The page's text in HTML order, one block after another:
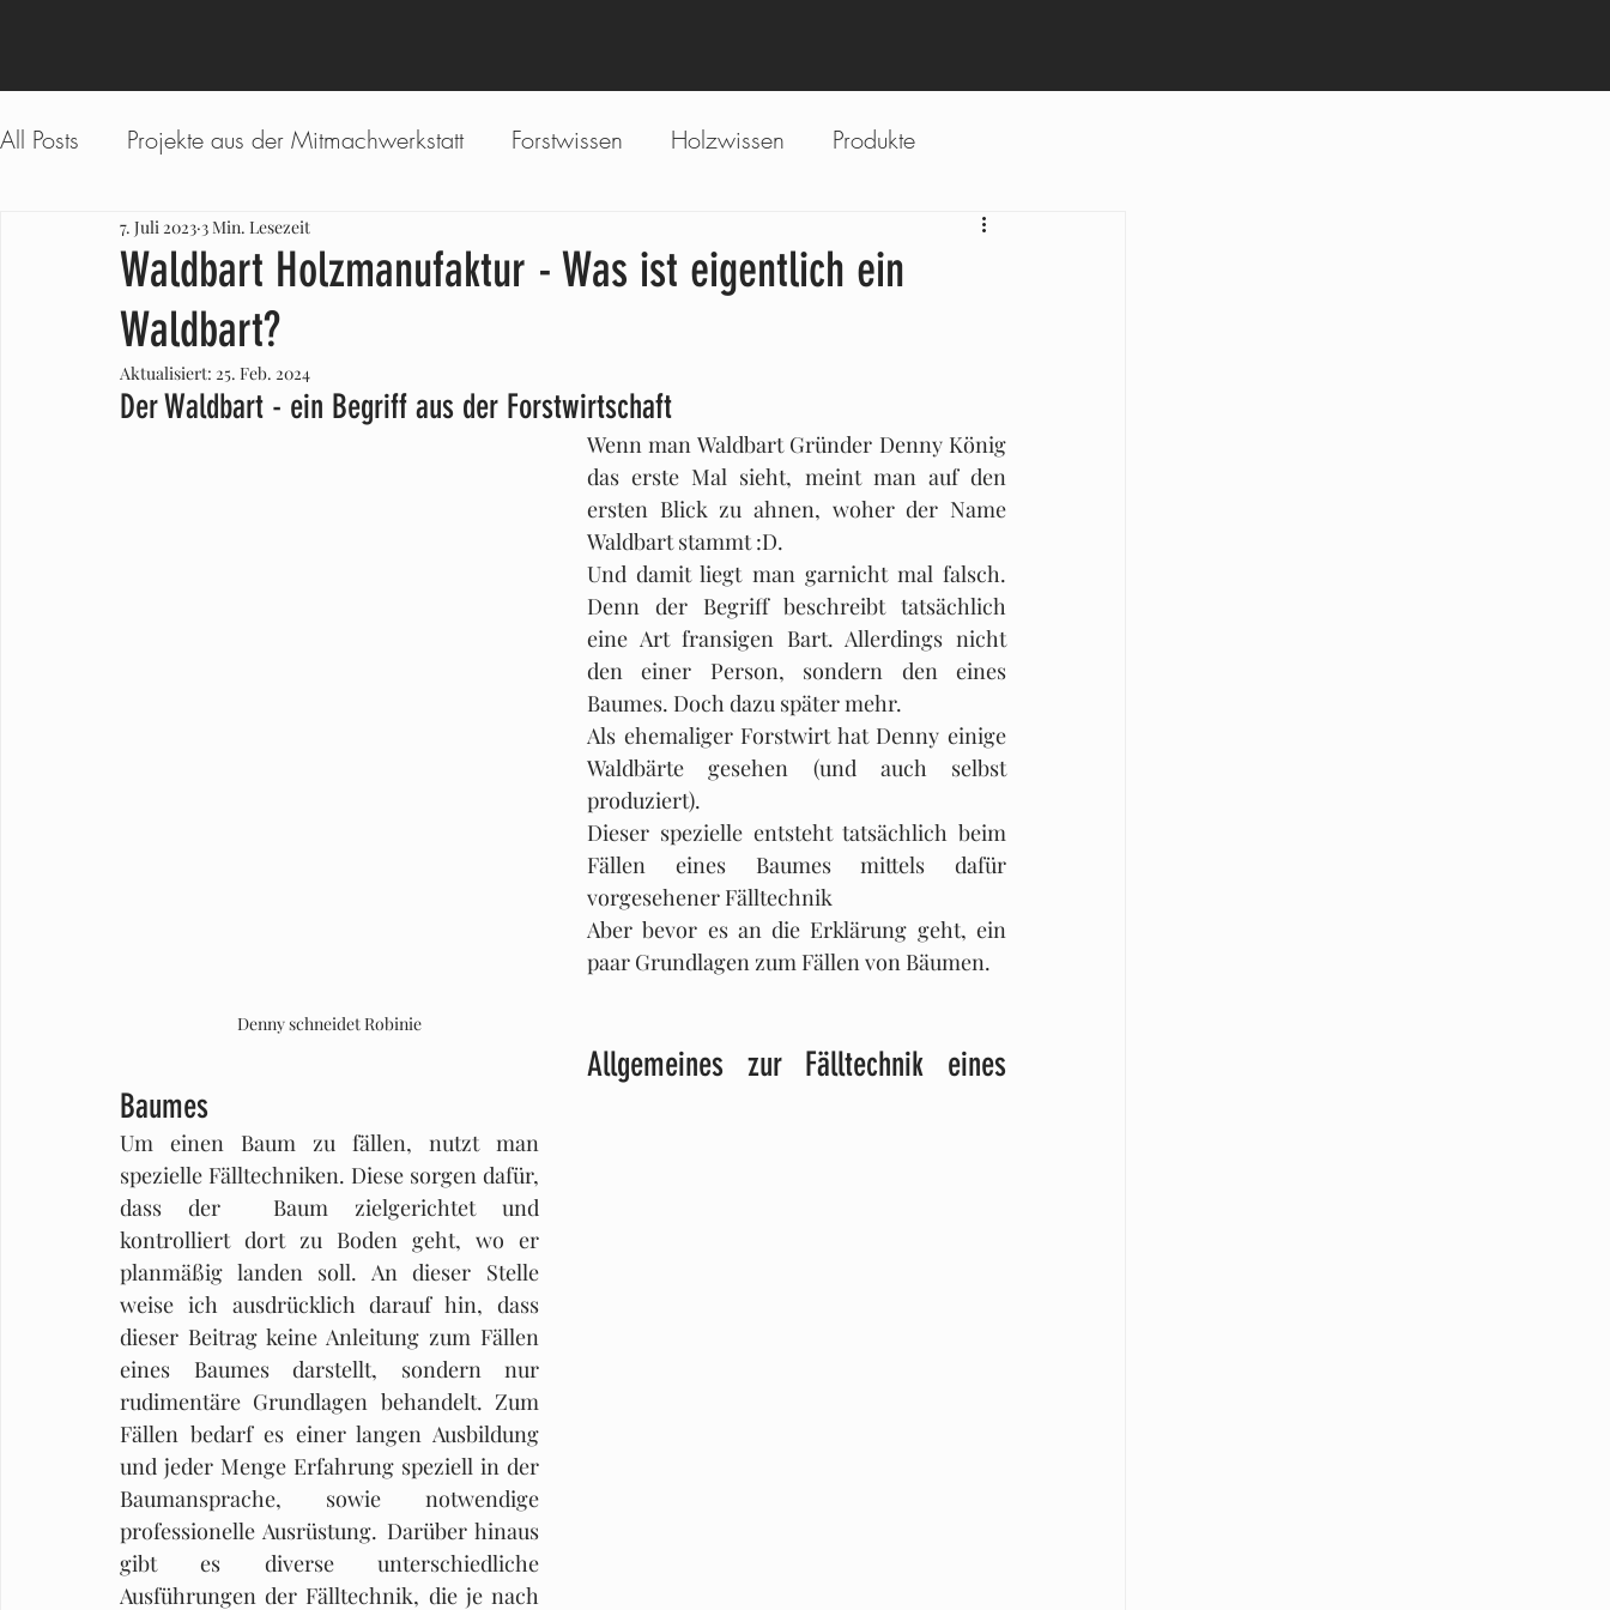
All Posts Projekte aus der Mitmachwerkstatt Forstwissen Holzwissen Produkte
Workshops & Kurse Über Waldbart
Waldbart Holzmanufaktur - Was ist eigentlich ein
Waldbart?
7. Juli 2023 3 Min. Lesezeit
Aktualisiert: 25. Feb. 2024
Der Waldbart - ein Begriff aus der Forstwirtschaft
Denny schneidet Robinie
Wenn man Waldbart Gründer Denny König
das erste Mal sieht, meint man auf den
ersten Blick zu ahnen, woher der Name
Waldbart stammt :D.
Und damit liegt man garnicht mal falsch.
Denn der Begriff beschreibt tatsächlich
eine Art fransigen Bart. Allerdings nicht
den einer Person, sondern den eines
Baumes. Doch dazu später mehr.
Als ehemaliger Forstwirt hat Denny einige
Waldbärte gesehen (und auch selbst
produziert).
Dieser spezielle entsteht tatsächlich beim
Fällen eines Baumes mittels dafür
vorgesehener Fälltechnik
Aber bevor es an die Erklärung geht, ein
paar Grundlagen zum Fällen von Bäumen.
Allgemeines zur Fälltechnik eines
Baumes
Um einen Baum zu fällen, nutzt man
spezielle Fälltechniken. Diese sorgen dafür,
dass der  Baum zielgerichtet und
kontrolliert dort zu Boden geht, wo er
planmäßig landen soll. An dieser Stelle
weise ich ausdrücklich darauf hin, dass
dieser Beitrag keine Anleitung zum Fällen
eines Baumes darstellt, sondern nur
rudimentäre Grundlagen behandelt. Zum
Fällen bedarf es einer langen Ausbildung
und jeder Menge Erfahrung speziell in der
Baumansprache, sowie notwendige
professionelle Ausrüstung. Darüber hinaus
gibt es diverse unterschiedliche
Ausführungen der Fälltechnik, die je nach